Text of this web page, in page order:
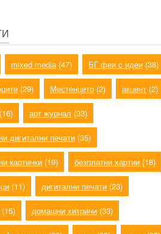
mixed media (47) БГ феи с идеи (38)
(29) Местенцето (2) акцент (2)
(16) арт журнал (33)
дигитални печати (35)
картинки (19) безплатни хартии (18)
(11) дигитални печати (23)
(15) домашни хитрини (33)